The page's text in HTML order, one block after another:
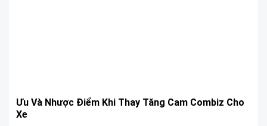
Ưu Và Nhược Điểm Khi Thay Tăng Cam Combiz Cho
Xe